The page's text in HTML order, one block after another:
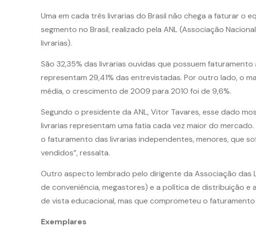
Uma em cada três livrarias do Brasil não chega a faturar o
segmento no Brasil, realizado pela ANL (Associação
livrarias).
São 32,35% das livrarias ouvidas que possuem faturamento
representam 29,41% das entrevistadas. Por outro lado, o
média, o crescimento de 2009 para 2010 foi de 9,6%.
Segundo o presidente da ANL, Vitor Tavares, esse dado
livrarias representam uma fatia cada vez maior do
o faturamento das livrarias independentes, menores, que
vendidos”, ressalta.
Outro aspecto lembrado pelo dirigente da Associação
de conveniência, megastores) e a política de distribuição
de vista educacional, mas que comprometeu o
Exemplares